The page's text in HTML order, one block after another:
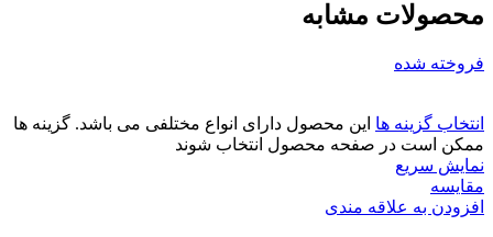
محصولات مشابه
فروخته شده
انتخاب گزینه ها این محصول دارای انواع مختلفی می باشد. گزینه ها
ممکن است در صفحه محصول انتخاب شوند
نمایش سریع
مقايسه
افزودن به علاقه مندی